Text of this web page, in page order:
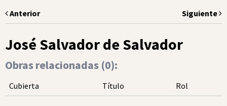
Anterior Siguiente
José Salvador de Salvador
Obras relacionadas (0):
Cubierta Título Rol